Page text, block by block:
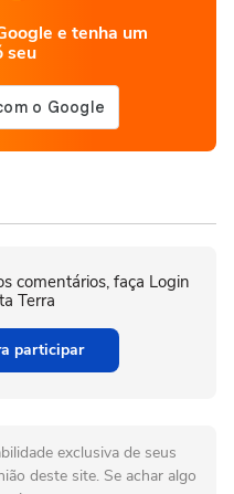
e tenha um
seu
comentários, faça Login
Terra
participar
exclusiva de seus
deste site. Se achar algo